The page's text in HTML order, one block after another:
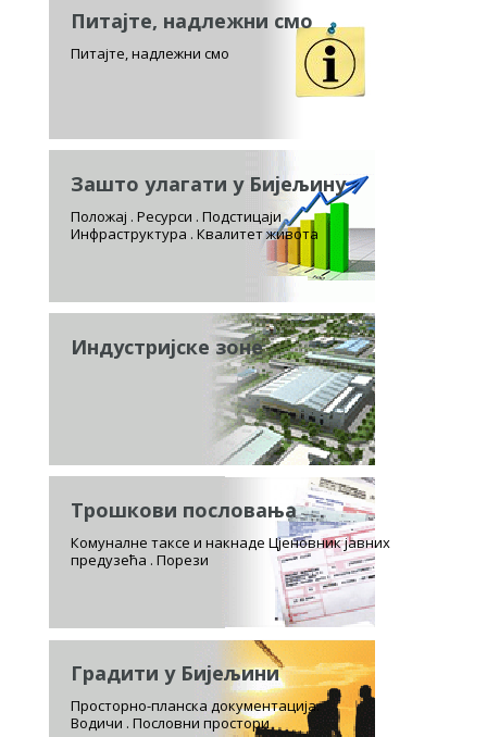
Питајте, надлежни смо
Питајте, надлежни смо
Зашто улагати у Бијељину
Положај . Ресурси . Подстицаји
Инфраструктура . Квалитет живота
Индустријске зоне
Трошкови пословања
Комуналне таксе и накнаде Цјеновник јавних
предузећа . Порези
Градити у Бијељини
Просторно-планска документација.
Водичи . Пословни простори